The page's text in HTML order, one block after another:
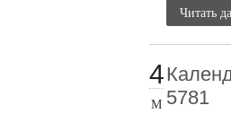
Читать
4
М 5781